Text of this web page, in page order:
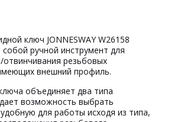
ключ JONNESWAY W26158
собой ручной инструмент для
отвинчивания резьбовых
внешний профиль.
объединяет два типа
возможность выбрать
для работы исходя из типа,